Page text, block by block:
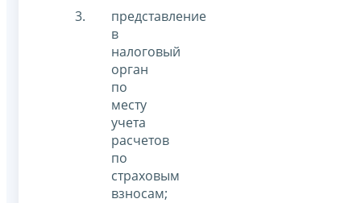
представление
в
налоговый
орган
по
месту
учета
расчетов
по
страховым
взносам;